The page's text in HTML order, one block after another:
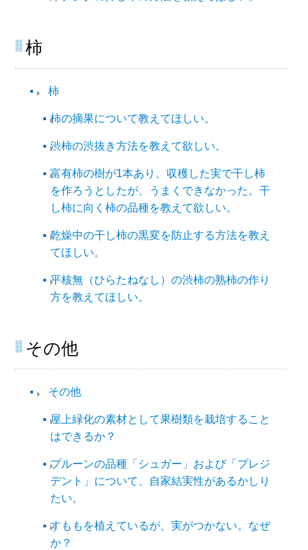
柿​
柿​
柿の摘果について教えてほしい。
渋柿の渋抜き方法を教えて欲しい。
富有柿の樹が1本あり、収穫した実で干し柿
を作ろうとしたが、うまくできなかった。干
し柿に向く柿の品種を教えて欲しい。
乾燥中の干し柿の黒変を防止する方法を教え
てほしい。
平核無（ひらたねなし）の渋柿の熟柿の作り
方を教えてほしい。
その他
その他​
屋上緑化の素材として果樹類を栽培すること
はできるか？
プルーンの品種「シュガー」および「プレジ
デント」について、自家結実性があるかしり
たい。
すももを植えているが、実がつかない。なぜ
か？